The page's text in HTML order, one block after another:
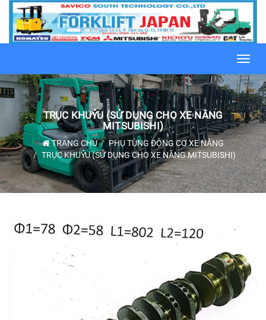
TRỤC KHUỶU (SỬ DỤNG CHO XE NÂNG
MITSUBISHI)
TRANG CHỦ
PHỤ TÙNG ĐỘNG CƠ XE NÂNG
TRỤC KHUỶU (SỬ DỤNG CHO XE NÂNG MITSUBISHI)